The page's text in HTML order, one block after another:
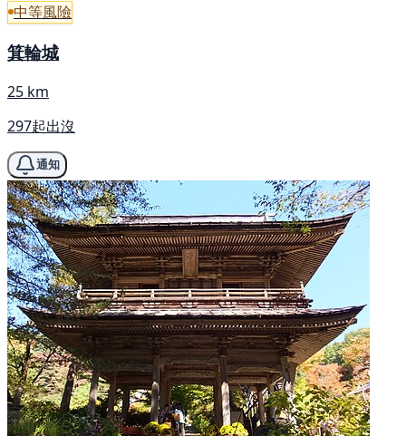
中等風險
箕輪城
25 km
297起出沒
通知